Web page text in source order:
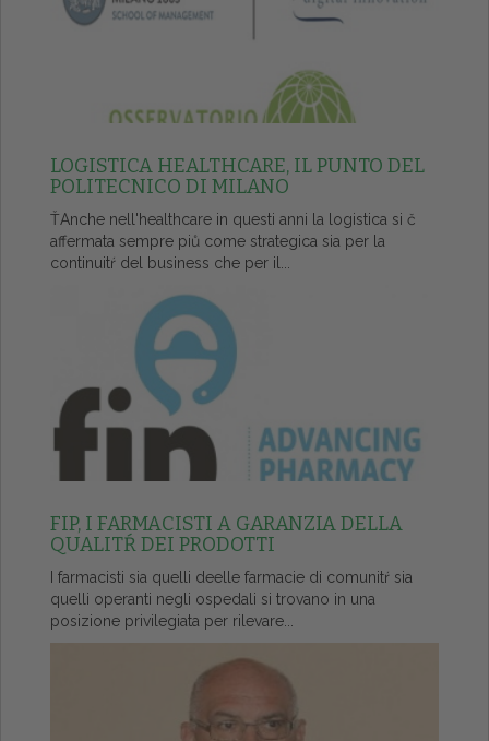
LOGISTICA HEALTHCARE, IL PUNTO DEL
POLITECNICO DI MILANO
ŤAnche nell'healthcare in questi anni la logistica si č
affermata sempre piů come strategica sia per la
continuitŕ del business che per il...
FIP, I FARMACISTI A GARANZIA DELLA
QUALITŔ DEI PRODOTTI
I farmacisti sia quelli deelle farmacie di comunitŕ sia
quelli operanti negli ospedali si trovano in una
posizione privilegiata per rilevare...